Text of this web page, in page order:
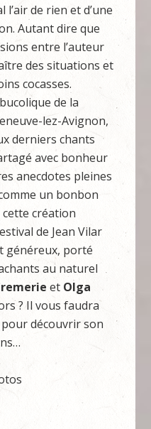
de rien et d’une
Autant dire que
entre l’auteur
des situations et
cocasses.
de la
lez-Avignon,
derniers chants
avec bonheur
anecdotes pleines
un bonbon
création
de Jean Vilar
généreux, porté
au naturel
et Olga
? Il vous faudra
découvrir son